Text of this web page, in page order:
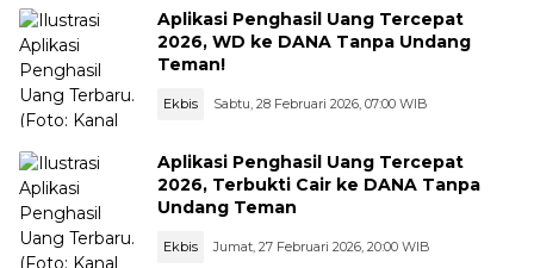
Aplikasi Penghasil Uang Tercepat
2026, WD ke DANA Tanpa Undang
Teman!
Ekbis Sabtu, 28 Februari 2026, 07:00 WIB
Aplikasi Penghasil Uang Tercepat
2026, Terbukti Cair ke DANA Tanpa
Undang Teman
Ekbis Jumat, 27 Februari 2026, 20:00 WIB